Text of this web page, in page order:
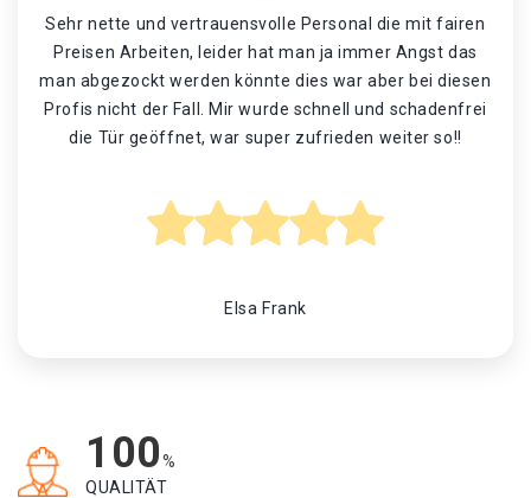
Sehr nette und vertrauensvolle Personal die mit fairen
Preisen Arbeiten, leider hat man ja immer Angst das
man abgezockt werden könnte dies war aber bei diesen
Profis nicht der Fall. Mir wurde schnell und schadenfrei
die Tür geöffnet, war super zufrieden weiter so!!
Elsa Frank
100%
QUALITÄT